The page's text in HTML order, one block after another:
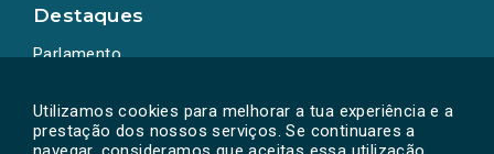
Utilizamos cookies para melhorar a tua experiência e a
prestação dos nossos serviços. Se continuares a
Destaques
Parlamento